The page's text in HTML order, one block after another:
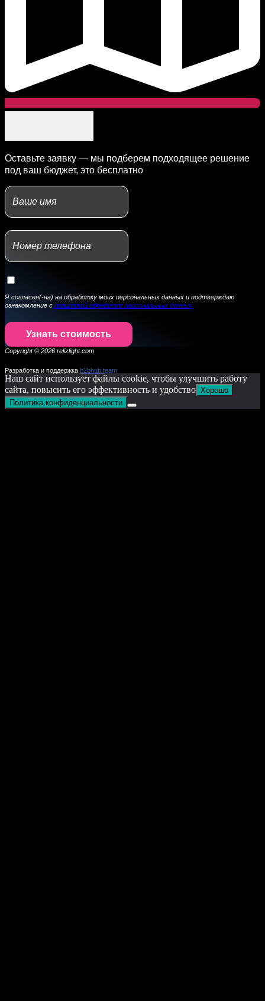
Оставьте заявку — мы подберем подходящее решение
под ваш бюджет, это бесплатно
Я согласен(-на) на обработку моих персональных данных и подтверждаю
ознакомление с политикой обработки персональных данных
Узнать стоимость
Copyright © 2026 relizlight.com
Разработка и поддержка b2bhub.team
Наш сайт использует файлы cookie, чтобы улучшить работу
сайта, повысить его эффективность и удобство Хорошо
Политика конфиденциальности